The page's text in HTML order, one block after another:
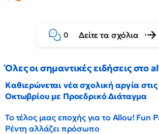
0 Δείτε τα σχόλια
Όλες οι σημαντικές ειδήσεις στο
Καθιερώνεται νέα σχολική αργία
Οκτωβρίου με Προεδρικό Διάταγμα
Το τέλος μιας εποχής για το Allou! Fun
Ρέντη αλλάζει πρόσωπο